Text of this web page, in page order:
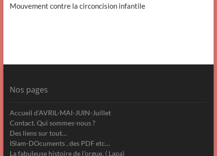
Mouvement contre la circoncision infantile
Nos pages
Accueil d’AVRIL-MAI-JUIN-Juillet
Contact. Qui sommes-nous ?
Des liens sur tout…
ISlam-DOcuments , des PDF etc…
La fabuleuse histoire de l’orgue. ( Lapa)